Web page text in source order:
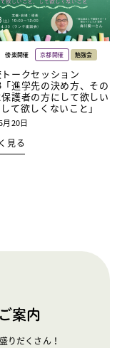
傍楽開催 京都開催 勉強会
ークセッション
進学先の決め方、その
護者の方にして欲しい
て欲しくないこと」
月20日
見る
案内
りだくさん！